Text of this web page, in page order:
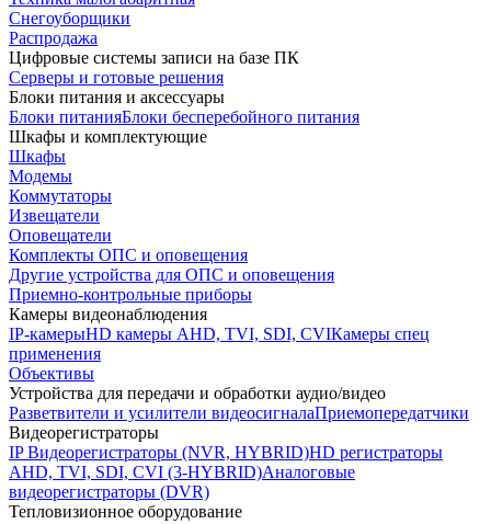
Снегоуборщики
Распродажа
Цифровые системы записи на базе ПК
Серверы и готовые решения
Блоки питания и аксессуары
Блоки питанияБлоки бесперебойного питания
Шкафы и комплектующие
Шкафы
Модемы
Коммутаторы
Извещатели
Оповещатели
Комплекты ОПС и оповещения
Другие устройства для ОПС и оповещения
Приемно-контрольные приборы
Камеры видеонаблюдения
IP-камерыHD камеры AHD, TVI, SDI, CVIКамеры спец
применения
Объективы
Устройства для передачи и обработки аудио/видео
Разветвители и усилители видеосигналаПриемопередатчики
Видеорегистраторы
IP Видеорегистраторы (NVR, HYBRID)HD регистраторы
AHD, TVI, SDI, CVI (3-HYBRID)Аналоговые
видеорегистраторы (DVR)
Тепловизионное оборудование